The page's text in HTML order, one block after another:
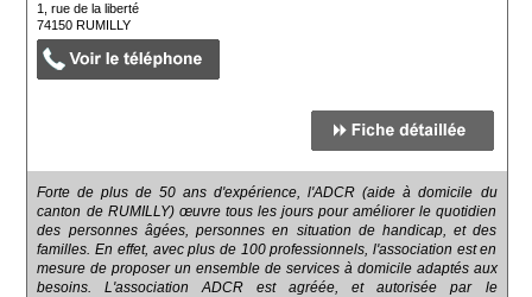
1, rue de la liberté
74150RUMILLY
Forte de plus de 50 ans d'expérience, l'ADCR (aide à domicile du
canton de RUMILLY) œuvre tous les jours pour améliorer le quotidien
des personnes âgées, personnes en situation de handicap, et des
familles. En effet, avec plus de 100 professionnels, l'association est en
mesure de proposer un ensemble de services à domicile adaptés aux
besoins. L'association ADCR est agréée, et autorisée par le